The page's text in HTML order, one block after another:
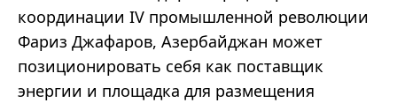
координации IV промышленной революции
Фариз Джафаров, Азербайджан может
позиционировать себя как поставщик
энергии и площадка для размещения